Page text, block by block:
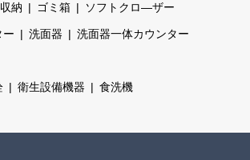
納 ゴミ箱 ソフトクロ―ザー
ー 洗面器 洗面器一体カウンター
衛生設備機器 食洗機